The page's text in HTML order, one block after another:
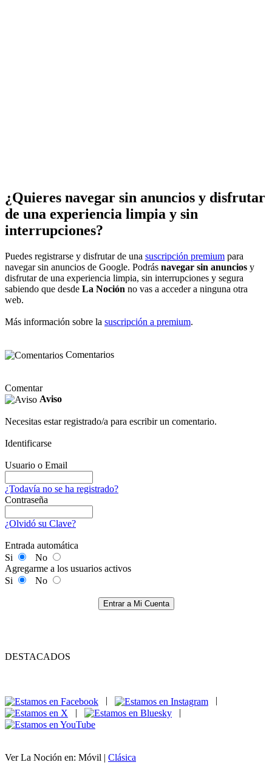
¿Quieres navegar sin anuncios y disfrutar
de una experiencia limpia y sin
interrupciones?
Puedes registrarse y disfrutar de una suscripción premium para
navegar sin anuncios de Google. Podrás navegar sin anuncios y
disfrutar de una experiencia limpia, sin interrupciones y segura
sabiendo que desde La Noción no vas a acceder a ninguna otra
web.
Más información sobre la suscripción a premium.
Comentarios
Comentar
Aviso
Necesitas estar registrado/a para escribir un comentario.
Identificarse
Usuario o Email
¿Todavía no se ha registrado?
Contraseña
¿Olvidó su Clave?
Entrada automática
Si
No
Agregarme a los usuarios activos
Si
No
Entrar a Mi Cuenta
DESTACADOS
|
|
Ver La Noción en: Móvil | Clásica